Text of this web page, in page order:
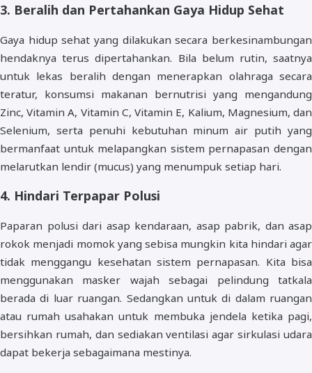
3. Beralih dan Pertahankan Gaya Hidup Sehat
Gaya hidup sehat yang dilakukan secara berkesinambungan
hendaknya terus dipertahankan. Bila belum rutin, saatnya
untuk lekas beralih dengan menerapkan olahraga secara
teratur, konsumsi makanan bernutrisi yang mengandung
Zinc, Vitamin A, Vitamin C, Vitamin E, Kalium, Magnesium, dan
Selenium, serta penuhi kebutuhan minum air putih yang
bermanfaat untuk melapangkan sistem pernapasan dengan
melarutkan lendir (mucus) yang menumpuk setiap hari.
4. Hindari Terpapar Polusi
Paparan polusi dari asap kendaraan, asap pabrik, dan asap
rokok menjadi momok yang sebisa mungkin kita hindari agar
tidak menggangu kesehatan sistem pernapasan. Kita bisa
menggunakan masker wajah sebagai pelindung tatkala
berada di luar ruangan. Sedangkan untuk di dalam ruangan
atau rumah usahakan untuk membuka jendela ketika pagi,
bersihkan rumah, dan sediakan ventilasi agar sirkulasi udara
dapat bekerja sebagaimana mestinya.